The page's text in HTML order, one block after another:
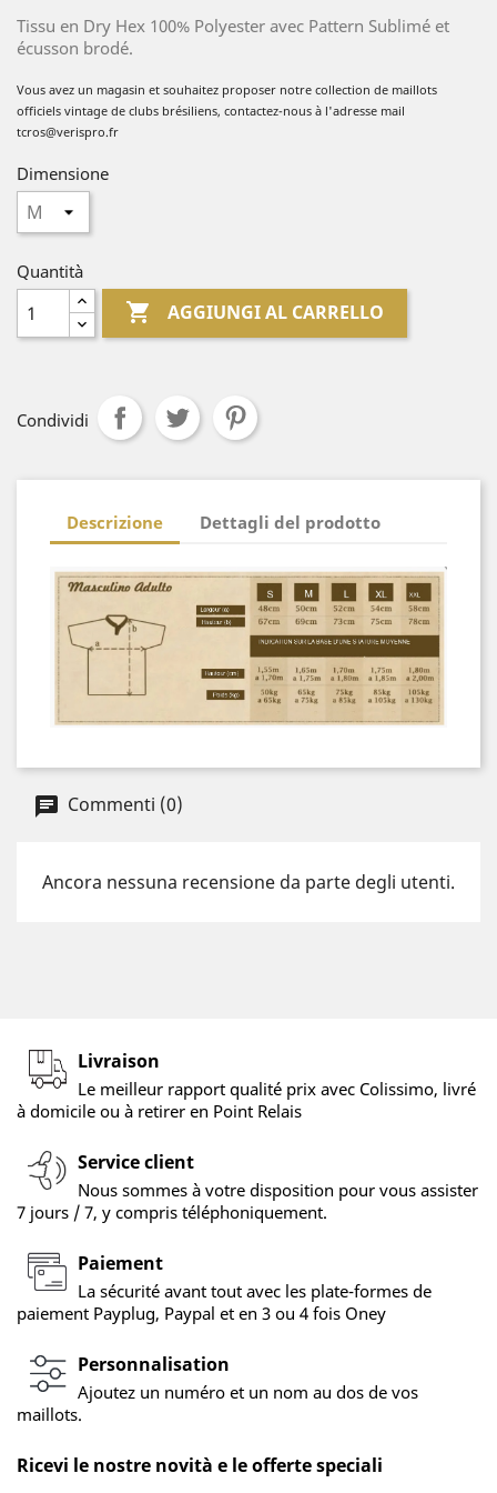
Tissu en Dry Hex 100% Polyester avec Pattern Sublimé et
écusson brodé.
Vous avez un magasin et souhaitez proposer notre collection de maillots
officiels vintage de clubs brésiliens, contactez-nous à l'adresse mail
tcros@verispro.fr
Dimensione
Quantità
 AGGIUNGI AL CARRELLO
Condividi
Descrizione Dettagli del prodotto
Commenti (0)
Ancora nessuna recensione da parte degli utenti.
Livraison
Le meilleur rapport qualité prix avec Colissimo, livré
à domicile ou à retirer en Point Relais
Service client
Nous sommes à votre disposition pour vous assister
7 jours / 7, y compris téléphoniquement.
Paiement
La sécurité avant tout avec les plate-formes de
paiement Payplug, Paypal et en 3 ou 4 fois Oney
Personnalisation
Ajoutez un numéro et un nom au dos de vos
maillots.
Ricevi le nostre novità e le offerte speciali